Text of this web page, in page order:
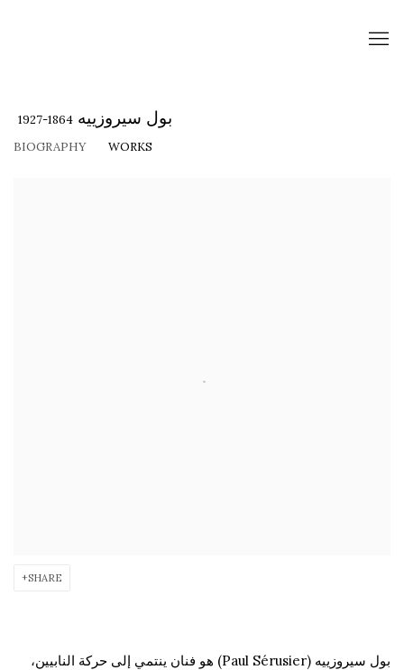
بول سيروزييه 1864-1927
BIOGRAPHY
WORKS
SHARE
بول سيروزييه (Paul Sérusier) هو فنان ينتمي إلى حركة النابيين،